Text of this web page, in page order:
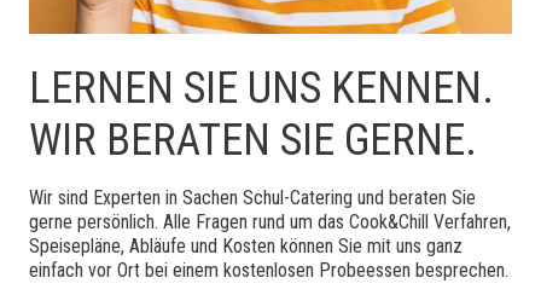
LERNEN SIE UNS KENNEN.
WIR BERATEN SIE GERNE.
Wir sind Experten in Sachen Schul-Catering und beraten Sie
gerne persönlich. Alle Fragen rund um das Cook&Chill Verfahren,
Speisepläne, Abläufe und Kosten können Sie mit uns ganz
einfach vor Ort bei einem kostenlosen Probeessen besprechen.